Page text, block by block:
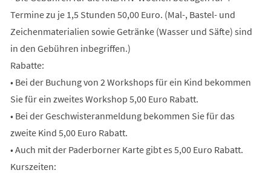
Termine zu je 1,5 Stunden 50,00 Euro. (Mal-, Bastel- und
Zeichenmaterialien sowie Getränke (Wasser und Säfte) sind
in den Gebühren inbegriffen.)
Rabatte:
• Bei der Buchung von 2 Workshops für ein Kind bekommen
Sie für ein zweites Workshop 5,00 Euro Rabatt.
• Bei der Geschwisteranmeldung bekommen Sie für das
zweite Kind 5,00 Euro Rabatt.
• Auch mit der Paderborner Karte gibt es 5,00 Euro Rabatt.
Kurszeiten: